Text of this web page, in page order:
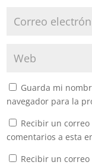
Guarda mi
navegador para la
Recibir un
comentarios a esta
Recibir un